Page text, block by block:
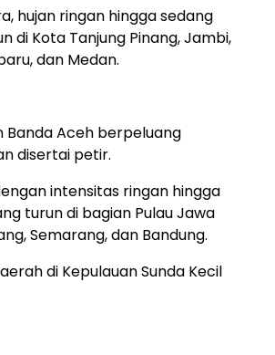
hujan ringan hingga sedang
di Kota Tanjung Pinang, Jambi,
dan Medan.
Banda Aceh berpeluang
disertai petir.
intensitas ringan hingga
turun di bagian Pulau Jawa
Semarang, dan Bandung.
di Kepulauan Sunda Kecil